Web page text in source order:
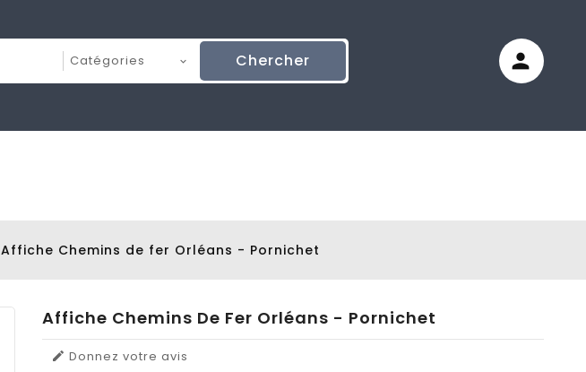
Chercher
Affiche Chemins de fer Orléans - Pornichet
Affiche Chemins De Fer Orléans - Pornichet
 Donnez votre avis